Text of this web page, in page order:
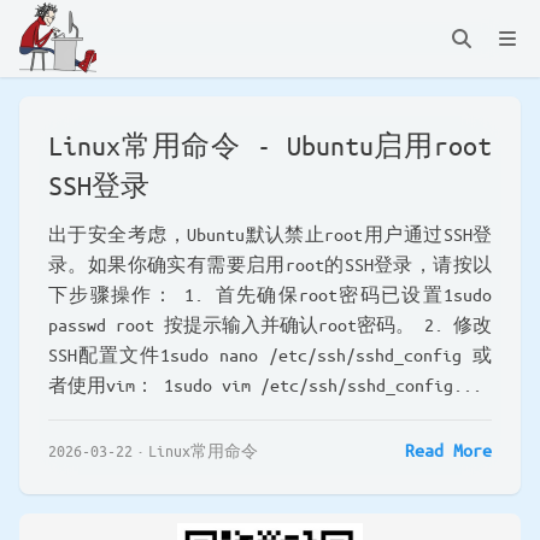
Linux常用命令 - Ubuntu启用root
SSH登录
出于安全考虑，Ubuntu默认禁止root用户通过SSH登
录。如果你确实有需要启用root的SSH登录，请按以
下步骤操作： 1. 首先确保root密码已设置1sudo
passwd root 按提示输入并确认root密码。 2. 修改
SSH配置文件1sudo nano /etc/ssh/sshd_config 或
者使用vim： 1sudo vim /etc/ssh/sshd_config...
2026-03-22 Linux常用命令 Read More